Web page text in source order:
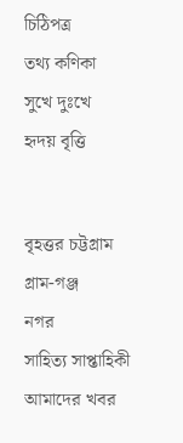
চিঠিপত্র
তথ্য কণিকা
সুখে দুঃখে
হৃদয় বৃত্তি
বৃহত্তর চট্টগ্রাম
গ্রাম-গঞ্জ
নগর
সাহিত্য সাপ্তাহিকী
আমাদের খবর